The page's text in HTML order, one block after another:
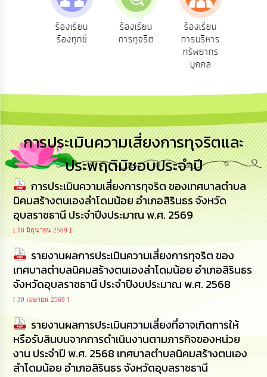
ยุทธศาสตร์/
ทรัพยากร
การ
บริหาร
งาน
การ
ส่ง
เสริม
ความ
โปร่งใส
การ
จัด
ซื้อ
จัด
จ้าง
การ
เงิน
การ
คลัง
ร้องเรียน
ร้องทุกข์
ร้องเรียน
การทุจริต
ร้องเรียน
การบริหาร
ทรัพยากร
บุคคล
การประเมินความเสี่ยงการทุจริตและ
ประพฤติมิชอบประจำปี
การประเมินความเสี่ยงการทุจริต ของเทศบาลตำบล
นิคมสร้างตนเองลำโดมน้อย อำเภอสิรินธร จังหวัด
อุบลราชธานี ประจำปีงประมาณ พ.ศ. 2569
[ 18 มิถุนายน 2569 ]
รายงานผลการประเมินความเสี่ยงการทุจริต ของ
เทศบาลตำบลนิคมสร้างตนเองลำโดมน้อย อำเภอสิรินธร
จังหวัดอุบลราชธานี ประจำปีงบประมาณ พ.ศ. 2568
[ 30 เมษายน 2569 ]
รายงานผลการประเมินความเสี่ยงที่อาจเกิดการให้
หรือรับสินบนจากการดำเนินงานตามภารกิจของหน่วย
งาน ประจําปี พ.ศ. 2568 เทศบาลตำบลนิคมสร้างตนเอง
ลำโดมน้อย อำเภอสิรินธร จังหวัดอุบลราชธานี